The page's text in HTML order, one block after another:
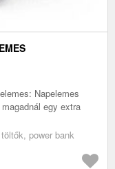
Napelemes
egy extra
power bank